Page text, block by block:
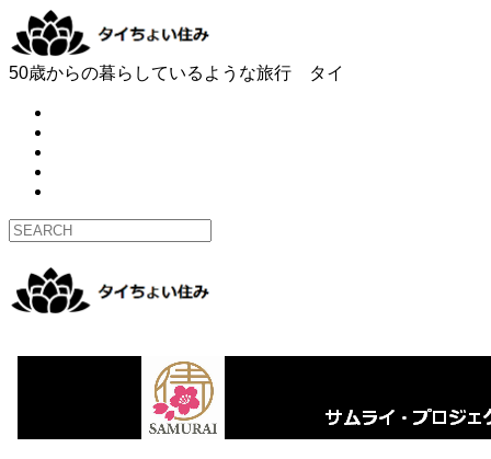
50歳からの暮らしているような旅行 タイ